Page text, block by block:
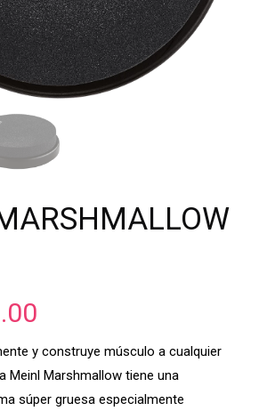
y construye músculo a cualquier
Meinl Marshmallow tiene una
súper gruesa especialmente